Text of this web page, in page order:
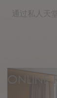
ONLINE
通过私人天